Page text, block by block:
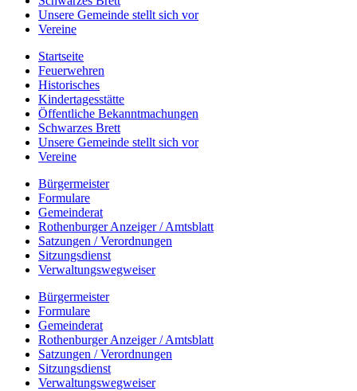
Unsere Gemeinde stellt sich vor
Vereine
Startseite
Feuerwehren
Historisches
Kindertagesstätte
Öffentliche Bekanntmachungen
Schwarzes Brett
Unsere Gemeinde stellt sich vor
Vereine
Bürgermeister
Formulare
Gemeinderat
Rothenburger Anzeiger / Amtsblatt
Satzungen / Verordnungen
Sitzungsdienst
Verwaltungswegweiser
Bürgermeister
Formulare
Gemeinderat
Rothenburger Anzeiger / Amtsblatt
Satzungen / Verordnungen
Sitzungsdienst
Verwaltungswegweiser